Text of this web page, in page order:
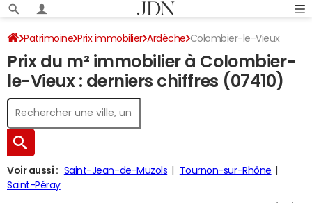
Patrimoine Prix immobilier Ardèche Colombier-le-Vieux
Prix du m² immobilier à Colombier-
le-Vieux : derniers chiffres (07410)
Voir aussi : Saint-Jean-de-Muzols
Tournon-sur-Rhône
Saint-Péray